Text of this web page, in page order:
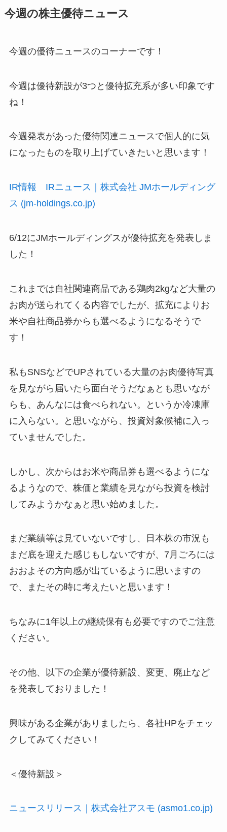
今週の株主優待ニュース
今週の優待ニュースのコーナーです！
今週は優待新設が3つと優待拡充系が多い印象です
ね！
今週発表があった優待関連ニュースで個人的に気
になったものを取り上げていきたいと思います！
IR情報 IRニュース｜株式会社 JMホールディング
ス (jm-holdings.co.jp)
6/12にJMホールディングスが優待拡充を発表しま
した！
これまでは自社関連商品である鶏肉2kgなど大量の
お肉が送られてくる内容でしたが、拡充によりお
米や自社商品券からも選べるようになるそうで
す！
私もSNSなどでUPされている大量のお肉優待写真
を見ながら届いたら面白そうだなぁとも思いなが
らも、あんなには食べられない。というか冷凍庫
に入らない。と思いながら、投資対象候補に入っ
ていませんでした。
しかし、次からはお米や商品券も選べるようにな
るようなので、株価と業績を見ながら投資を検討
してみようかなぁと思い始めました。
まだ業績等は見ていないですし、日本株の市況も
まだ底を迎えた感じもしないですが、7月ごろには
おおよその方向感が出ているように思いますの
で、またその時に考えたいと思います！
ちなみに1年以上の継続保有も必要ですのでご注意
ください。
その他、以下の企業が優待新設、変更、廃止など
を発表しておりました！
興味がある企業がありましたら、各社HPをチェッ
クしてみてください！
＜優待新設＞
ニュースリリース｜株式会社アスモ (asmo1.co.jp)